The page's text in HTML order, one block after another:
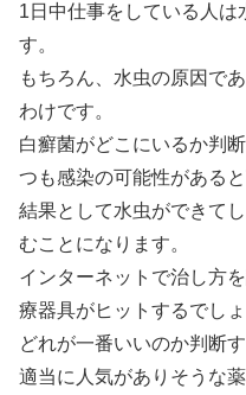
1日中仕事をしている人は
す。
もちろん、水虫の原因で
わけです。
白癬菌がどこにいるか判
つも感染の可能性があると
結果として水虫ができて
むことになります。
インターネットで治し方
療器具がヒットするでしょ
どれが一番いいのか判断
適当に人気がありそうな